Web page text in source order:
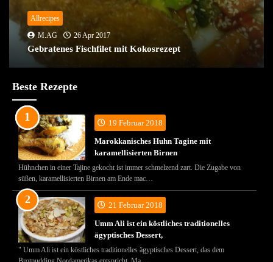
Allrecipes
M.AG
26 Apr 2017
Gebratenes Fischfilet mit Kokosrezept
Beste Rezepte
19 Februar 2018
Marokkanisches Huhn Tagine mit
karamellisierten Birnen
Hühnchen in einer Tajine gekocht ist immer schmelzend zart. Die Zugabe von
süßen, karamellisierten Birnen am Ende mac…
21 Februar 2018
Umm Ali ist ein köstliches traditionelles
ägyptisches Dessert,
" Umm Ali ist ein köstliches traditionelles ägyptisches Dessert, das dem